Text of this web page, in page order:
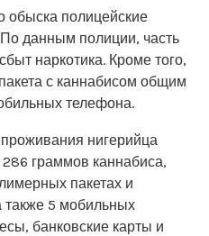
обыска полицейские
По данным полиции, часть
наркотика. Кроме того,
с каннабисом общим
телефона.
нигерийца
граммов каннабиса,
пакетах и
также 5 мобильных
банковские карты и